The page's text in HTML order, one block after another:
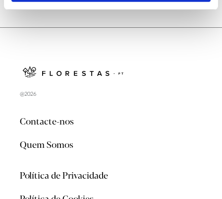
@2026
Contacte-nos
Quem Somos
Política de Privacidade